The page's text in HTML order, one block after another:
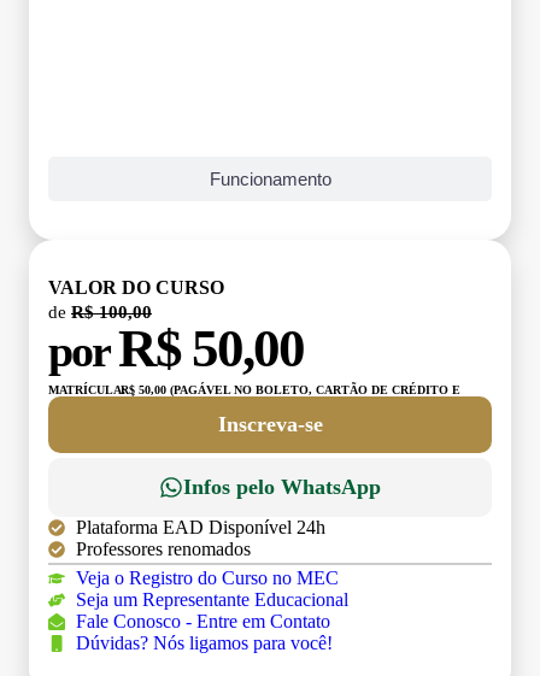
Funcionamento
VALOR DO CURSO
de R$ 100,00
porR$ 50,00
MATRÍCULA:R$ 50,00 (PAGÁVEL NO BOLETO, CARTÃO DE CRÉDITO E
Inscreva-se
Infos pelo WhatsApp
Plataforma EAD Disponível 24h
Professores renomados
Veja o Registro do Curso no MEC
Seja um Representante Educacional
Fale Conosco - Entre em Contato
Dúvidas? Nós ligamos para você!